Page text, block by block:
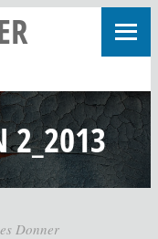
2_2013
Donner